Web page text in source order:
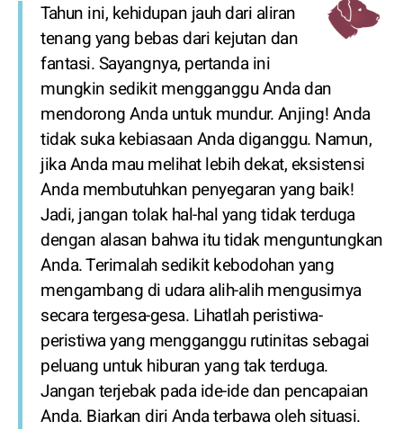
Tahun ini, kehidupan jauh dari aliran
tenang yang bebas dari kejutan dan
fantasi. Sayangnya, pertanda ini
mungkin sedikit mengganggu Anda dan
mendorong Anda untuk mundur. Anjing! Anda
tidak suka kebiasaan Anda diganggu. Namun,
jika Anda mau melihat lebih dekat, eksistensi
Anda membutuhkan penyegaran yang baik!
Jadi, jangan tolak hal-hal yang tidak terduga
dengan alasan bahwa itu tidak menguntungkan
Anda. Terimalah sedikit kebodohan yang
mengambang di udara alih-alih mengusirnya
secara tergesa-gesa. Lihatlah peristiwa-
peristiwa yang mengganggu rutinitas sebagai
peluang untuk hiburan yang tak terduga.
Jangan terjebak pada ide-ide dan pencapaian
Anda. Biarkan diri Anda terbawa oleh situasi.